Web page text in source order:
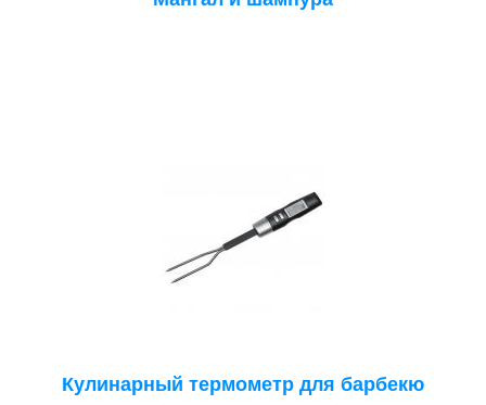
Кулинарный термометр для барбекю